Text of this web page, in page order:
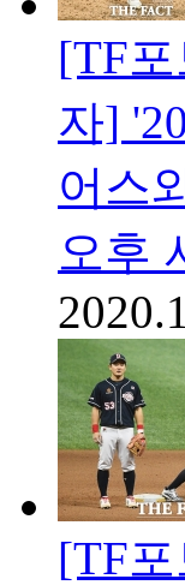
[TF
자]
어스
오후
[TF